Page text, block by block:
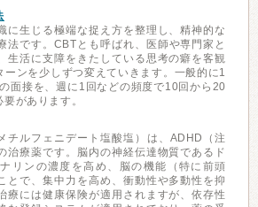
に生じる極端な捉え方を整理し、精神的な
法です。CBTとも呼ばれ、医師や専門家と
生活に支障をきたしている思考の癖を客観
ーンを少しずつ変えていきます。一般的に1
面接を、週に1回などの頻度で10回から20
があります。
チルフェニデート塩酸塩）は、ADHD（注
治療薬です。脳内の神経伝達物質であるド
リンの濃度を高め、脳の機能（特に前頭
とで、集中力を高め、衝動性や多動性を抑
療には健康保険が適用されますが、依存性